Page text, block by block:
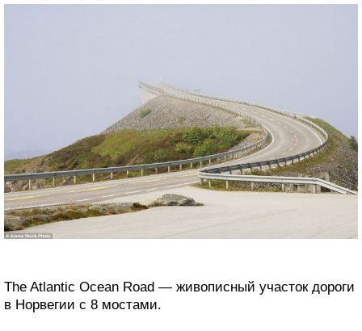
The Atlantic Ocean Road — живописный участок дороги
в Норвегии с 8 мостами.